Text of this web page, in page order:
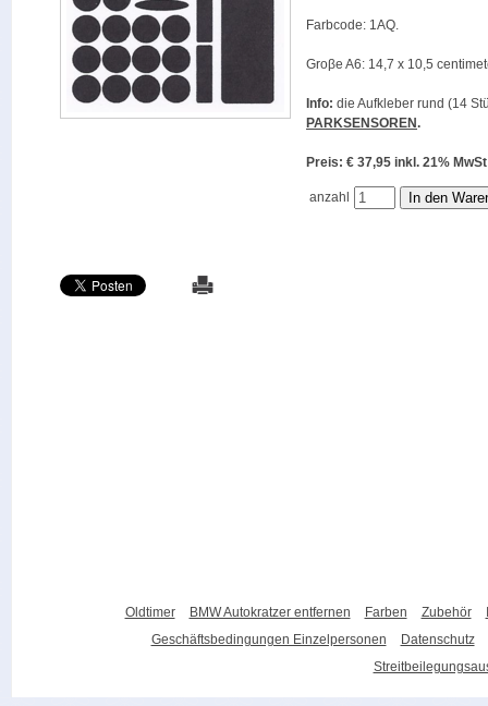
Farbcode: 1AQ.
Groβe A6: 14,7 x 10,5
Info: die Aufkleber rund (14
PARKSENSOREN.
Preis: € 37,95 inkl. 21%
anzahl
Oldtimer BMW Autokratzer entfernen Farben Zubehör
Geschäftsbedingungen Einzelpersonen
Datenschutz